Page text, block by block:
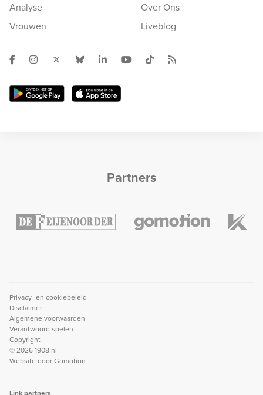
Analyse
Vrouwen
Over Ons
Liveblog
Partners
Privacy- en cookiebeleid
Disclaimer
Algemene voorwaarden
Verantwoord spelen
Copyright
© 2026 1908.nl
Website doorGomotion